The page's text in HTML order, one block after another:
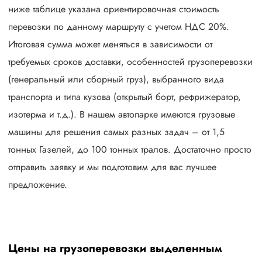
ниже таблице указана ориентировочная стоимость
перевозки по данному маршруту с учетом НДС 20%.
Итоговая сумма может меняться в зависимости от
требуемых сроков доставки, особенностей грузоперевозки
(генеральный или сборный груз), выбранного вида
транспорта и типа кузова (открытый борт, рефрижератор,
изотерма и т.д.). В нашем автопарке имеются грузовые
машины для решения самых разных задач – от 1,5
тонных Газелей, до 100 тонных тралов. Достаточно просто
отправить заявку и мы подготовим для вас лучшее
предложение.
Цены на грузоперевозки выделенным